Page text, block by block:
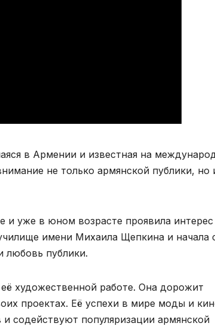
в Армении и известная на
не только армянской публики, но
и уже в юном возрасте проявила интерес
имени Михаила Щепкина и начала
любовь публики.
художественной работе. Она дорожит
проектах. Её успехи в мире моды и
содействуют популяризации армянской